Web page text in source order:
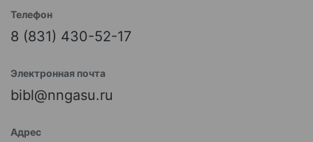
Телефон
8 (831) 430-52-17
Электронная почта
bibl@nngasu.ru
Адрес